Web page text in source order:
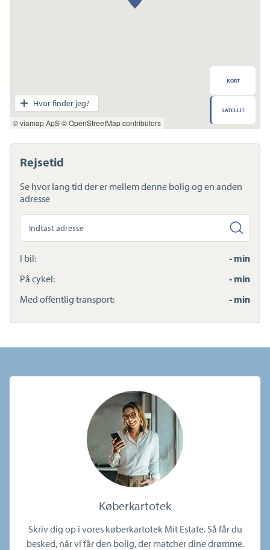
Rejsetid
Se hvor lang tid der er mellem denne bolig og en anden
adresse
Søg
anden
adresse
I bil:
- min
På cykel:
- min
Med offentlig transport:
- min
© viamap ApS© OpenStreetMap contributors
KORT
SATELLIT
Hvor finder jeg?
Transport
Indkøb
Daginstitution
Skole
Sundhed
Ladestandere
Lynladere
Køberkartotek
Skriv dig op i vores køberkartotek Mit Estate. Så får du
besked, når vi får den bolig, der matcher dine drømme.